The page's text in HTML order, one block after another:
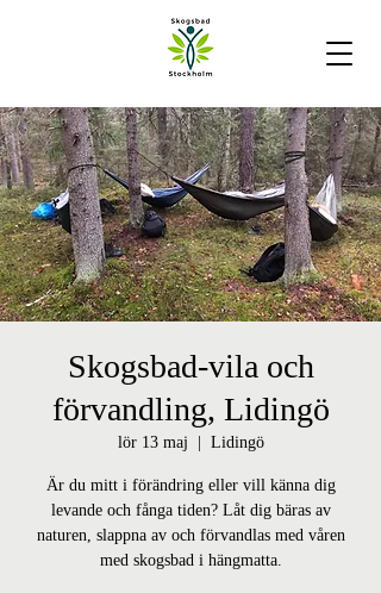
Skogsbad-vila och
förvandling, Lidingö
lör 13 maj Lidingö
Är du mitt i förändring eller vill känna dig
levande och fånga tiden? Låt dig bäras av
naturen, slappna av och förvandlas med våren
med skogsbad i hängmatta.